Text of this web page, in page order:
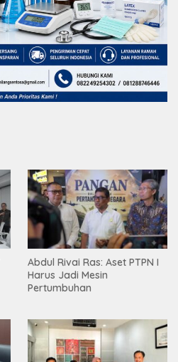
Abdul Rivai Ras: Aset PTPN I
Harus Jadi Mesin
Pertumbuhan